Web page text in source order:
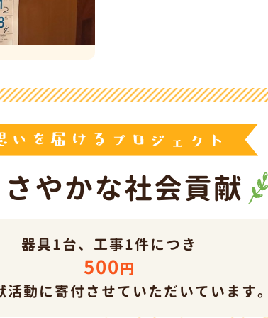
やかな社会貢献
器具1台、工事1件につき
500円
活動に寄付させて いただいています